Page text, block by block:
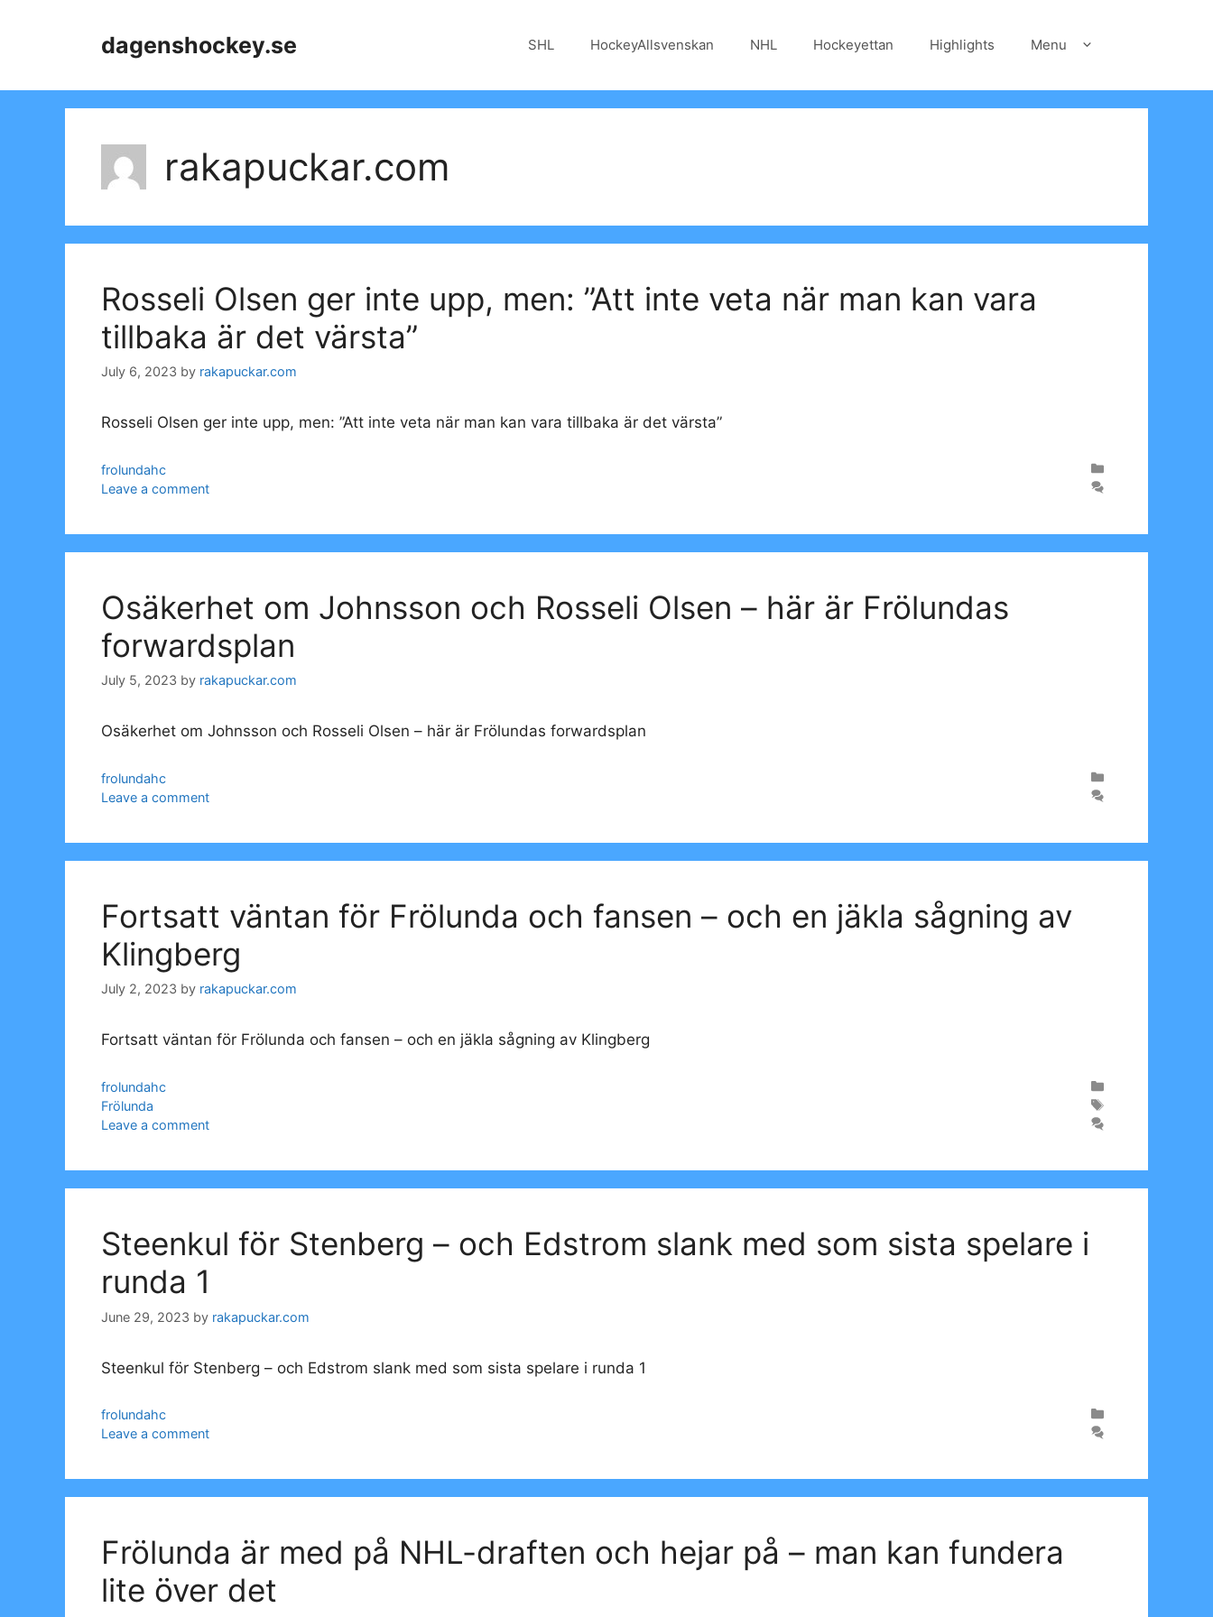
dagenshockey.se SHL HockeyAllsvenskan NHL Hockeyettan Highlights Menu
rakapuckar.com
Rosseli Olsen ger inte upp, men: ”Att inte veta när man kan vara
tillbaka är det värsta”
July 6, 2023 by rakapuckar.com
Rosseli Olsen ger inte upp, men: ”Att inte veta när man kan vara tillbaka är det värsta”
Categories
frolundahc
Leave a comment
Osäkerhet om Johnsson och Rosseli Olsen – här är Frölundas
forwardsplan
July 5, 2023 by rakapuckar.com
Osäkerhet om Johnsson och Rosseli Olsen – här är Frölundas forwardsplan
Categories
frolundahc
Leave a comment
Fortsatt väntan för Frölunda och fansen – och en jäkla sågning av
Klingberg
July 2, 2023 by rakapuckar.com
Fortsatt väntan för Frölunda och fansen – och en jäkla sågning av Klingberg
Categories
frolundahc
Tags
Frölunda
Leave a comment
Steenkul för Stenberg – och Edstrom slank med som sista spelare i
runda 1
June 29, 2023 by rakapuckar.com
Steenkul för Stenberg – och Edstrom slank med som sista spelare i runda 1
Categories
frolundahc
Leave a comment
Frölunda är med på NHL-draften och hejar på – man kan fundera
lite över det